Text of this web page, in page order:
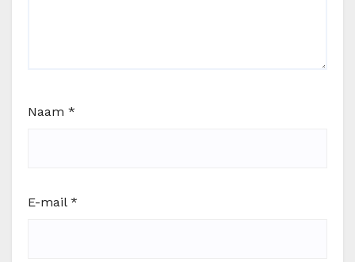
Naam *
E-mail *